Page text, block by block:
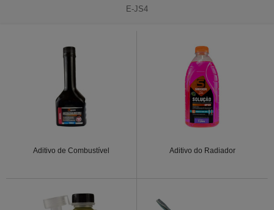
E-JS4
Aditivo de Combustível Aditivo do Radiador